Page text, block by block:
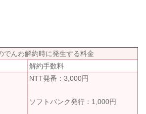
でんわ解約時に発生する料金
解約手数料
NTT発番：3,000円
ソフトバンク発行：1,000円